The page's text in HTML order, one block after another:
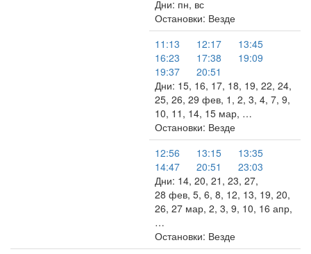
Дни: пн, вс
Остановки: Везде
11:13
12:17
13:45
16:23
17:38
19:09
19:37
20:51
Дни: 15, 16, 17, 18, 19, 22, 24,
25, 26, 29 фев, 1, 2, 3, 4, 7, 9,
10, 11, 14, 15 мар, …
Остановки: Везде
12:56
13:15
13:35
14:47
20:51
23:03
Дни: 14, 20, 21, 23, 27,
28 фев, 5, 6, 8, 12, 13, 19, 20,
26, 27 мар, 2, 3, 9, 10, 16 апр,
…
Остановки: Везде